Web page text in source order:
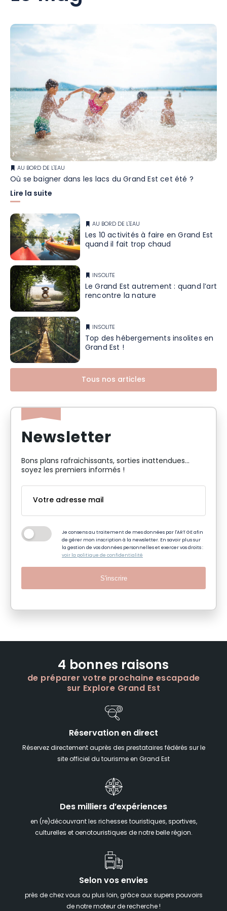
AU BORD DE L'EAU
Où se baigner dans les lacs du Grand Est cet été ?
Lire la suite
AU BORD DE L'EAU
Les 10 activités à faire en Grand Est
quand il fait trop chaud
INSOLITE
Le Grand Est autrement : quand l’art
rencontre la nature
INSOLITE
Top des hébergements insolites en
Grand Est !
Tous nos articles
Newsletter
Bons plans rafraichissants, sorties inattendues…
soyez les premiers informés !
Je consens au traitement de mes données par l'ART GE afin
de gérer mon inscription à la newsletter. En savoir plus sur
la gestion de vos données personnelles et exercer vos droits :
voir la politique de confidentialité
S'inscrire
4 bonnes raisons
de préparer votre prochaine escapade
sur Explore Grand Est
Réservation en direct
Réservez directement auprès des prestataires fédérés sur le
site officiel du tourisme en Grand Est
Des milliers d’expériences
en (re)découvrant les richesses touristiques, sportives,
culturelles et oenotouristiques de notre belle région.
Selon vos envies
près de chez vous ou plus loin, grâce aux supers pouvoirs
de notre moteur de recherche !